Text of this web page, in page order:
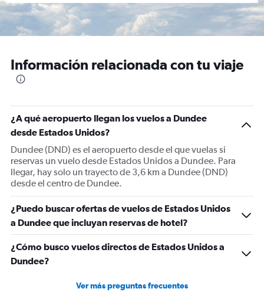
Información relacionada con tu viaje
¿A qué aeropuerto llegan los vuelos a Dundee
desde Estados Unidos?
Dundee (DND) es el aeropuerto desde el que vuelas si
reservas un vuelo desde Estados Unidos a Dundee. Para
llegar, hay solo un trayecto de 3,6 km a Dundee (DND)
desde el centro de Dundee.
¿Puedo buscar ofertas de vuelos de Estados Unidos
a Dundee que incluyan reservas de hotel?
¿Cómo busco vuelos directos de Estados Unidos a
Dundee?
Ver más preguntas frecuentes